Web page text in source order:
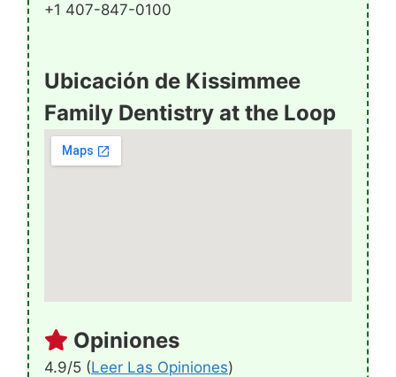
+1 407-847-0100
Ubicación de Kissimmee
Family Dentistry at the Loop
Opiniones
4.9/5 (Leer Las Opiniones)